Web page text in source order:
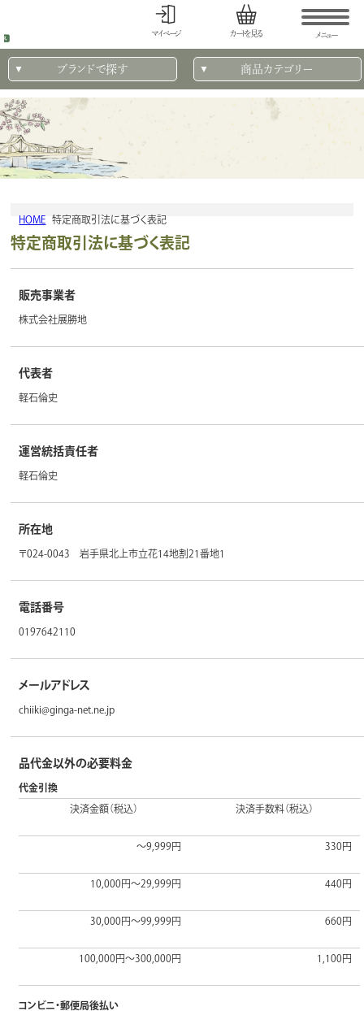
マイページ カートを見る メニュー
ブランドで探す 商品カテゴリー
HOME 特定商取引法に基づく表記
特定商取引法に基づく表記
販売事業者
株式会社展勝地
代表者
軽石倫史
運営統括責任者
軽石倫史
所在地
〒024-0043 岩手県北上市立花14地割21番地1
電話番号
0197642110
メールアドレス
chiiki@ginga-net.ne.jp
品代金以外の必要料金
代金引換
決済金額（税込） 決済手数料（税込）
～9,999円 330円
10,000円～29,999円 440円
30,000円～99,999円 660円
100,000円～300,000円 1,100円
コンビニ・郵便局後払い